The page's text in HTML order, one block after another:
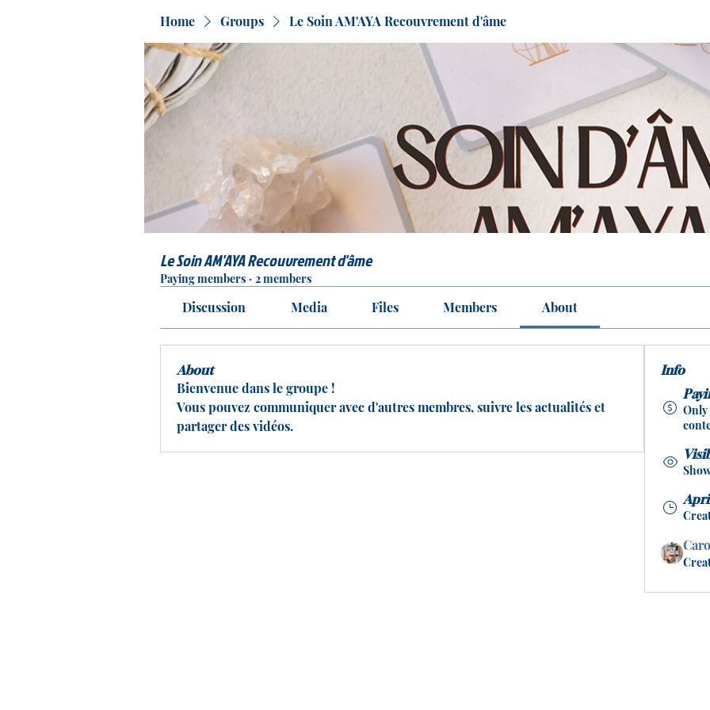
Home Groups Le Soin AM'AYA Recouvrement d'âme
Le Soin AM'AYA Recouvrement d'âme
Paying members · 2 members
Discussion Media Files Members About
About
Bienvenue dans le groupe !
Vous pouvez communiquer avec d'autres membres, suivre les actualités et
partager des vidéos.
Info
Only